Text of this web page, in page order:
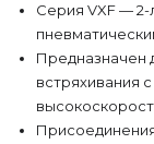
Серия VXF — 2-
Предназначен
встряхивания